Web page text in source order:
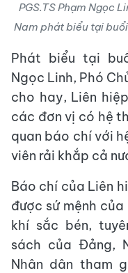
PGS.TS Phạm Ngọc
Nam phát biểu tại
Phát biểu tại
Ngọc Linh, Phó
cho hay, Liên
các đơn vị có hệ
quan báo chí với
viên rải khắp cả
Báo chí của Liên
được sứ mệnh
khí sắc bén,
sách của Đảng,
Nhân dân tham